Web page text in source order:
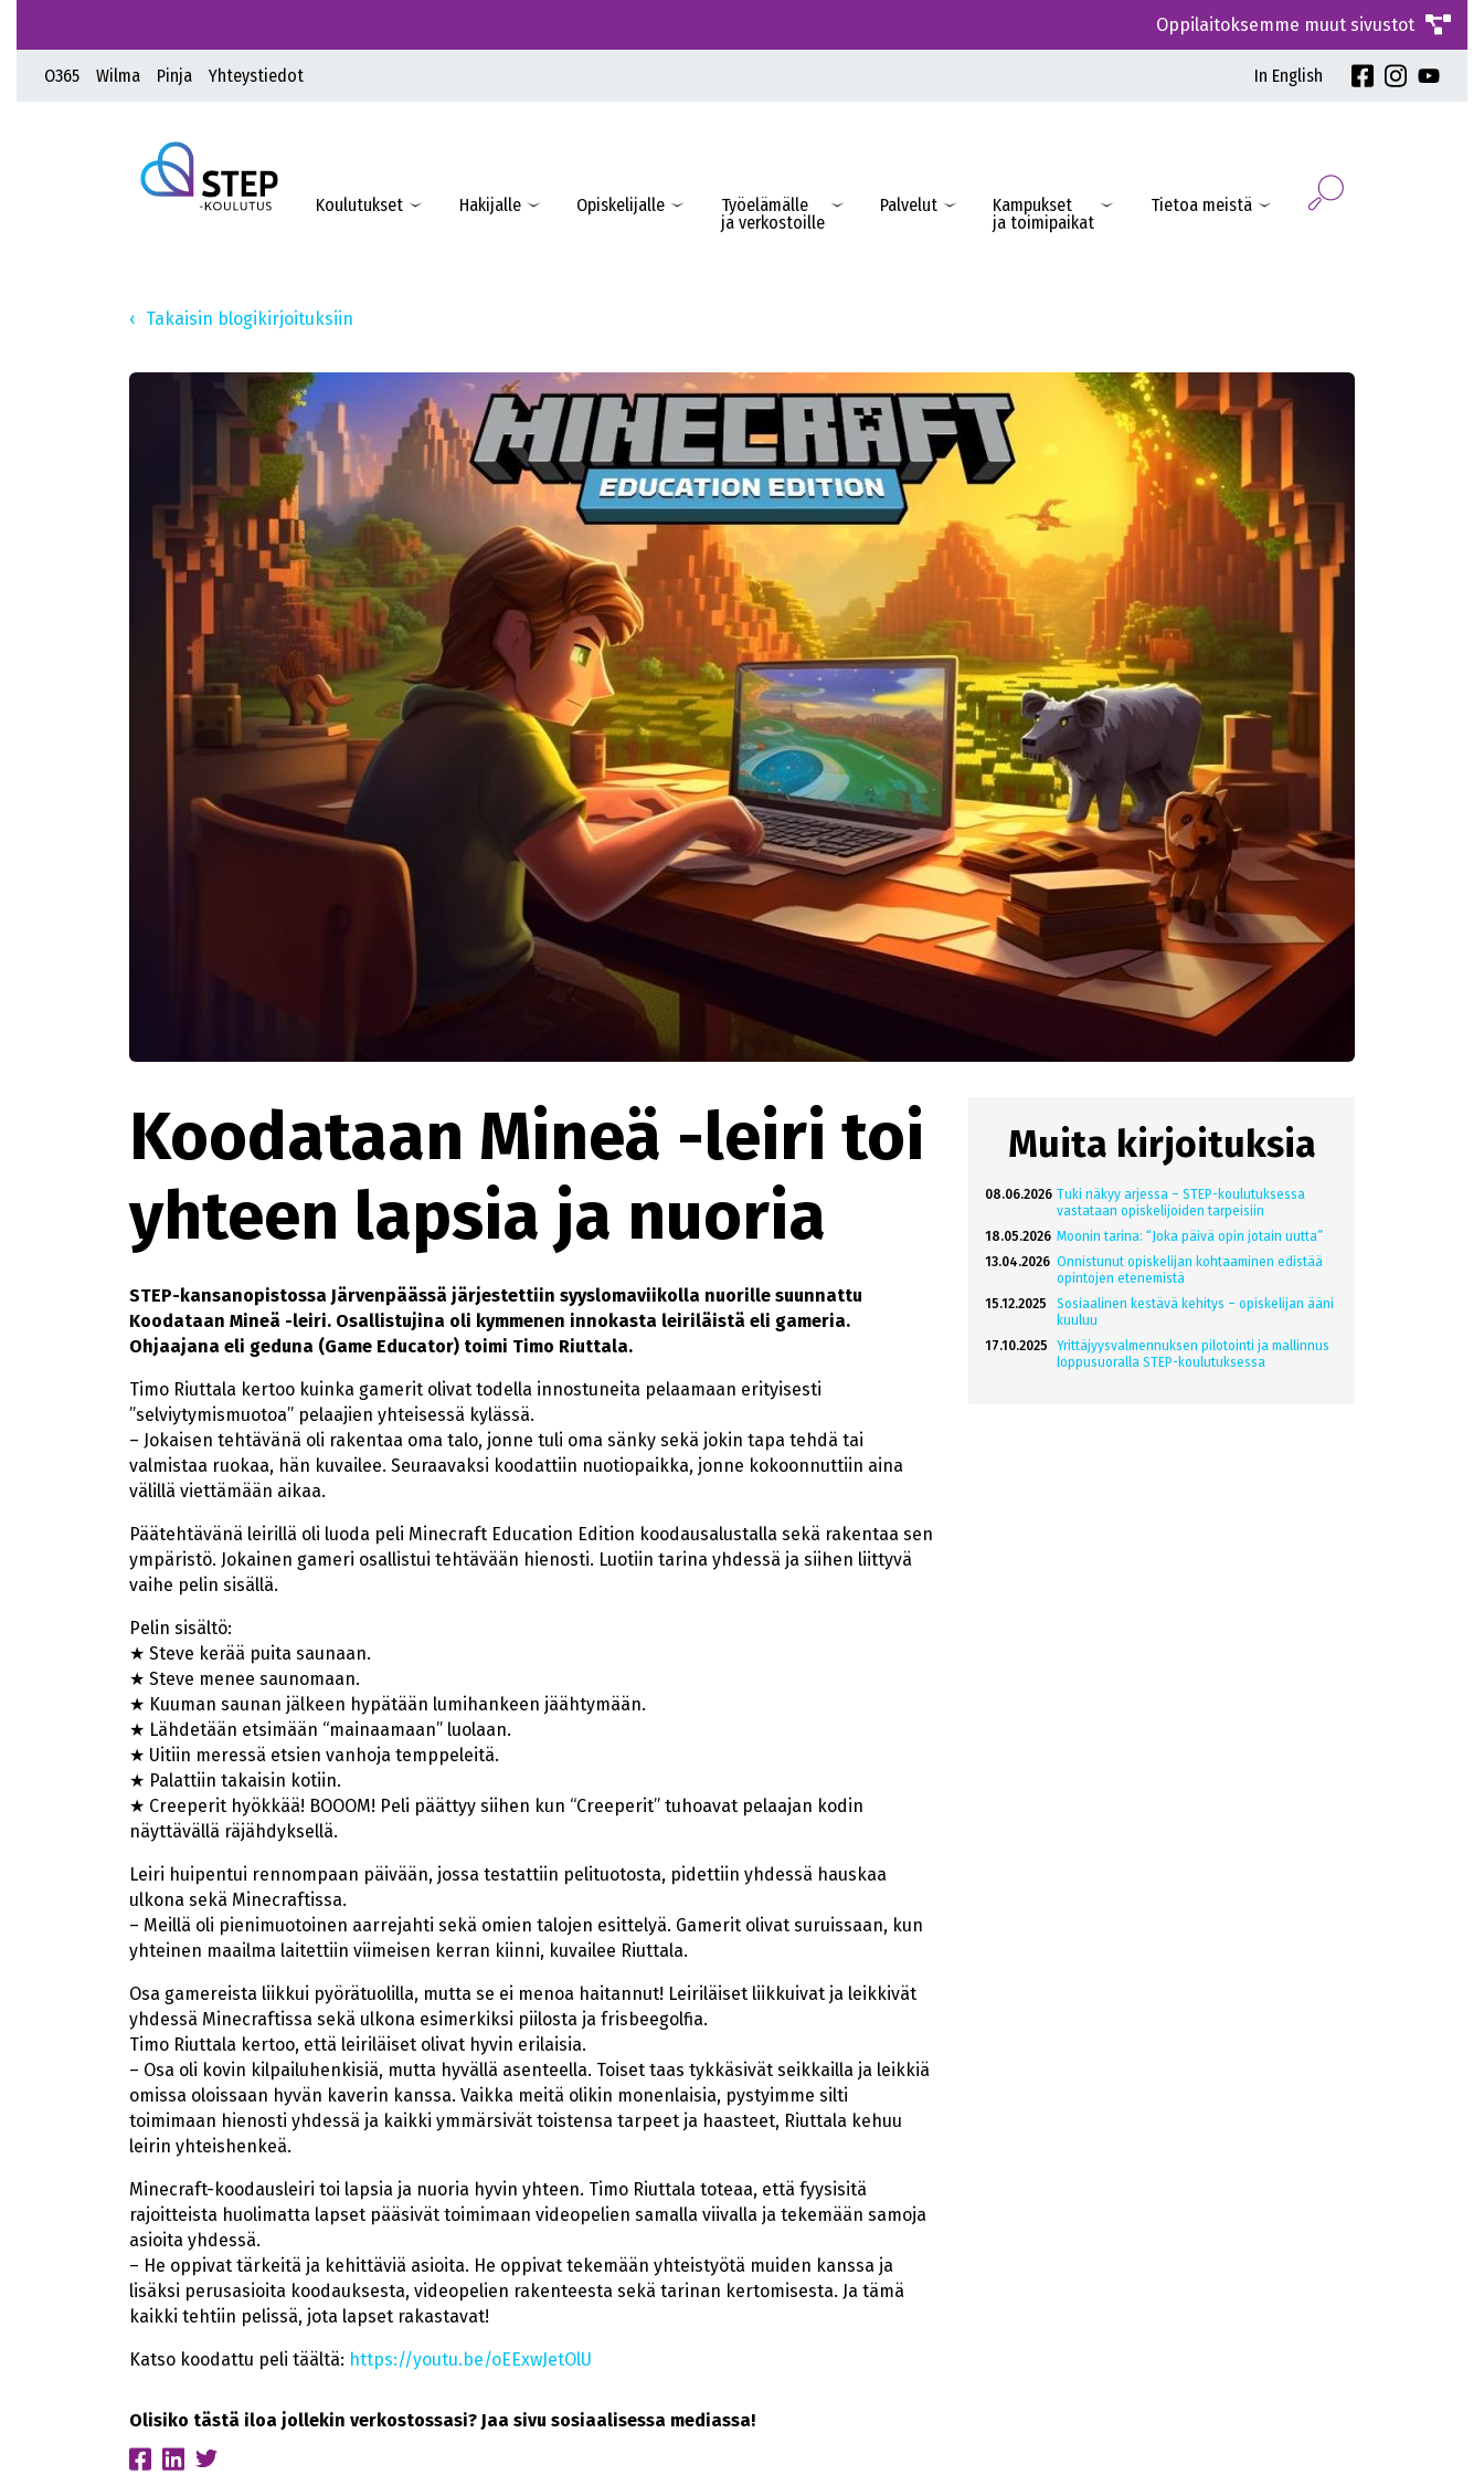
Oppilaitoksemme muut sivustot
O365 Wilma Pinja Yhteystiedot In English
Koulutukset Hakijalle Opiskelijalle
Työelämälle
ja verkostoille
Palvelut
Kampukset
ja toimipaikat
Tietoa meistä
Takaisin blogikirjoituksiin
Koodataan Mineä -leiri toi
yhteen lapsia ja nuoria
STEP-kansanopistossa Järvenpäässä järjestettiin syyslomaviikolla nuorille suunnattu
Koodataan Mineä -leiri. Osallistujina oli kymmenen innokasta leiriläistä eli gameria.
Ohjaajana eli geduna (Game Educator) toimi Timo Riuttala.
Timo Riuttala kertoo kuinka gamerit olivat todella innostuneita pelaamaan erityisesti
”selviytymismuotoa” pelaajien yhteisessä kylässä.
– Jokaisen tehtävänä oli rakentaa oma talo, jonne tuli oma sänky sekä jokin tapa tehdä tai
valmistaa ruokaa, hän kuvailee. Seuraavaksi koodattiin nuotiopaikka, jonne kokoonnuttiin aina
välillä viettämään aikaa.
Päätehtävänä leirillä oli luoda peli Minecraft Education Edition koodausalustalla sekä rakentaa sen
ympäristö. Jokainen gameri osallistui tehtävään hienosti. Luotiin tarina yhdessä ja siihen liittyvä
vaihe pelin sisällä.
Pelin sisältö:
★ Steve kerää puita saunaan.
★ Steve menee saunomaan.
★ Kuuman saunan jälkeen hypätään lumihankeen jäähtymään.
★ Lähdetään etsimään “mainaamaan” luolaan.
★ Uitiin meressä etsien vanhoja temppeleitä.
★ Palattiin takaisin kotiin.
★ Creeperit hyökkää! BOOOM! Peli päättyy siihen kun “Creeperit” tuhoavat pelaajan kodin
näyttävällä räjähdyksellä.
Leiri huipentui rennompaan päivään, jossa testattiin pelituotosta, pidettiin yhdessä hauskaa
ulkona sekä Minecraftissa.
– Meillä oli pienimuotoinen aarrejahti sekä omien talojen esittelyä. Gamerit olivat suruissaan, kun
yhteinen maailma laitettiin viimeisen kerran kiinni, kuvailee Riuttala.
Osa gamereista liikkui pyörätuolilla, mutta se ei menoa haitannut! Leiriläiset liikkuivat ja leikkivät
yhdessä Minecraftissa sekä ulkona esimerkiksi piilosta ja frisbeegolfia.
Timo Riuttala kertoo, että leiriläiset olivat hyvin erilaisia.
– Osa oli kovin kilpailuhenkisiä, mutta hyvällä asenteella. Toiset taas tykkäsivät seikkailla ja leikkiä
omissa oloissaan hyvän kaverin kanssa. Vaikka meitä olikin monenlaisia, pystyimme silti
toimimaan hienosti yhdessä ja kaikki ymmärsivät toistensa tarpeet ja haasteet, Riuttala kehuu
leirin yhteishenkeä.
Minecraft-koodausleiri toi lapsia ja nuoria hyvin yhteen. Timo Riuttala toteaa, että fyysisitä
rajoitteista huolimatta lapset pääsivät toimimaan videopelien samalla viivalla ja tekemään samoja
asioita yhdessä.
– He oppivat tärkeitä ja kehittäviä asioita. He oppivat tekemään yhteistyötä muiden kanssa ja
lisäksi perusasioita koodauksesta, videopelien rakenteesta sekä tarinan kertomisesta. Ja tämä
kaikki tehtiin pelissä, jota lapset rakastavat!
Katso koodattu peli täältä: https://youtu.be/oEExwJetOlU
Olisiko tästä iloa jollekin verkostossasi? Jaa sivu sosiaalisessa mediassa!
Muita kirjoituksia
08.06.2026 Tuki näkyy arjessa – STEP-koulutuksessa
vastataan opiskelijoiden tarpeisiin
18.05.2026 Moonin tarina: “Joka päivä opin jotain uutta”
13.04.2026 Onnistunut opiskelijan kohtaaminen edistää
opintojen etenemistä
15.12.2025
Sosiaalinen kestävä kehitys – opiskelijan ääni
kuuluu
17.10.2025
Yrittäjyysvalmennuksen pilotointi ja mallinnus
loppusuoralla STEP-koulutuksessa